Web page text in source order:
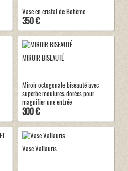
Vase en cristal de Bohème
350 €
MIROIR BISEAUTÉ
Miroir octogonale biseauté avec
superbe moulures dorées pour
magnifier une entrée
300 €
Vase Vallauris